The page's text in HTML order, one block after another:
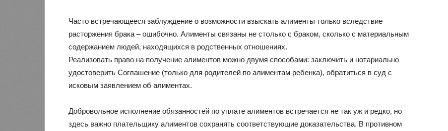
Часто встречающееся заблуждение о возможности взыскать алименты только вследствие
расторжения брака – ошибочно. Алименты связаны не столько с браком, сколько с материальным
содержанием людей, находящихся в родственных отношениях.
Реализовать право на получение алиментов можно двумя способами: заключить и нотариально
удостоверить Соглашение (только для родителей по алиментам ребенка), обратиться в суд с
исковым заявлением об алиментах.
Добровольное исполнение обязанностей по уплате алиментов встречается не так уж и редко, но
здесь важно плательщику алиментов сохранять соответствующие доказательства. В противном